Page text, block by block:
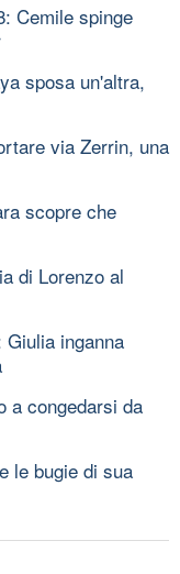
Cemile spinge
sposa un'altra,
via Zerrin, una
scopre che
di Lorenzo al
inganna
a congedarsi da
le bugie di sua